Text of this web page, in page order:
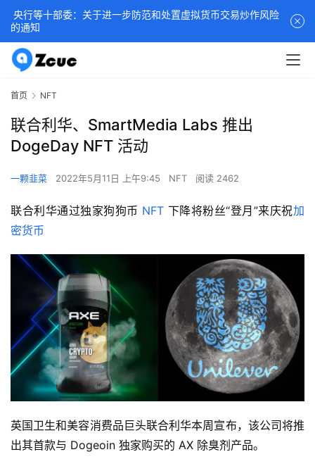
首页 NFT
联合利华、SmartMedia Labs 推出
DogeDay NFT 活动
一颗韭菜 2022年5月11日 上午9:45 NFT 阅读 2462
联合利华通过独家狗狗币 NFT 下降将粉丝“登月”来庆祝加
密货币
英国卫生和美容消费品巨头联合利华本周宣布，该公司将推
出其首款与 Dogeoin 独家购买的 AX 除臭剂产品。
央行等十部委：关于进一步防范和处置虚拟货币交易炒作风险
的通知